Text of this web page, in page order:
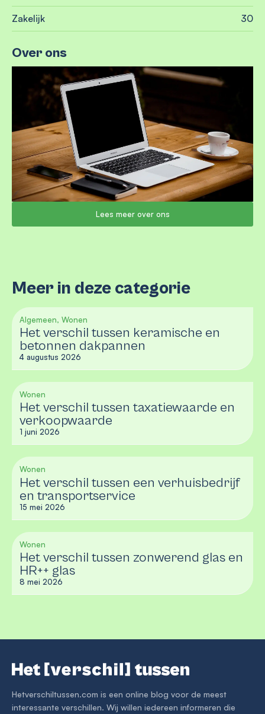
Zakelijk 30
Over ons
Lees meer over ons
Meer in deze categorie
Algemeen, Wonen
Het verschil tussen keramische en
betonnen dakpannen
4 augustus 2026
Wonen
Het verschil tussen taxatiewaarde en
verkoopwaarde
1 juni 2026
Wonen
Het verschil tussen een verhuisbedrijf
en transportservice
15 mei 2026
Wonen
Het verschil tussen zonwerend glas en
HR++ glas
8 mei 2026
Hetverschiltussen.com is een online blog voor de meest
interessante verschillen. Wij willen iedereen informeren die